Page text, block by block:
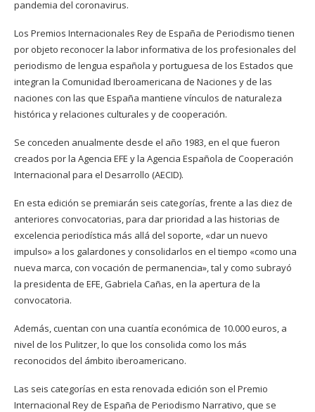
pandemia del coronavirus.
Los Premios Internacionales Rey de España de Periodismo tienen
por objeto reconocer la labor informativa de los profesionales del
periodismo de lengua española y portuguesa de los Estados que
integran la Comunidad Iberoamericana de Naciones y de las
naciones con las que España mantiene vínculos de naturaleza
histórica y relaciones culturales y de cooperación.
Se conceden anualmente desde el año 1983, en el que fueron
creados por la Agencia EFE y la Agencia Española de Cooperación
Internacional para el Desarrollo (AECID).
En esta edición se premiarán seis categorías, frente a las diez de
anteriores convocatorias, para dar prioridad a las historias de
excelencia periodística más allá del soporte, «dar un nuevo
impulso» a los galardones y consolidarlos en el tiempo «como una
nueva marca, con vocación de permanencia», tal y como subrayó
la presidenta de EFE, Gabriela Cañas, en la apertura de la
convocatoria.
Además, cuentan con una cuantía económica de 10.000 euros, a
nivel de los Pulitzer, lo que los consolida como los más
reconocidos del ámbito iberoamericano.
Las seis categorías en esta renovada edición son el Premio
Internacional Rey de España de Periodismo Narrativo, que se